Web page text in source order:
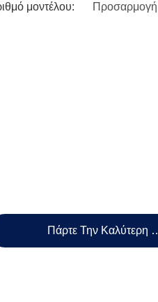
μοντέλου: Προσαρμογή
Πάρτε Την Καλύτερη